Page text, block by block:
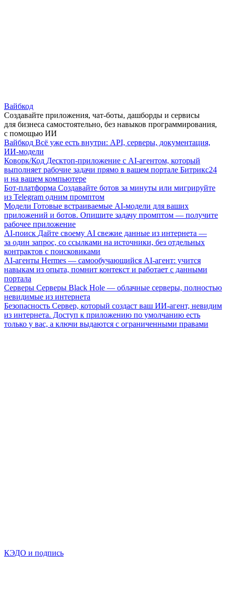
Вайбкод
Создавайте приложения, чат-боты, дашборды и сервисы
для бизнеса самостоятельно, без навыков программирования,
с помощью ИИ
Вайбкод Всё уже есть внутри: API, серверы, документация,
ИИ-модели
Коворк/Код Десктоп-приложение с AI-агентом, который
выполняет рабочие задачи прямо в вашем портале Битрикс24
и на вашем компьютере
Бот-платформа Создавайте ботов за минуты или мигрируйте
из Telegram одним промптом
Модели Готовые встраиваемые AI-модели для ваших
приложений и ботов. Опишите задачу промптом — получите
рабочее приложение
AI-поиск Дайте своему AI свежие данные из интернета —
за один запрос, со ссылками на источники, без отдельных
контрактов с поисковиками
AI-агенты Hermes — самообучающийся AI-агент: учится
навыкам из опыта, помнит контекст и работает с данными
портала
Серверы Серверы Black Hole — облачные серверы, полностью
невидимые из интернета
Безопасность Сервер, который создаст ваш ИИ-агент, невидим
из интернета. Доступ к приложению по умолчанию есть
только у вас, а ключи выдаются с ограниченными правами
КЭДО и подпись